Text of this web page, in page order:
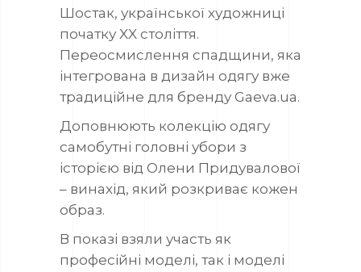
Шостак, української художниці
початку XX століття.
Переосмислення спадщини, яка
інтегрована в дизайн одягу вже
традиційне для бренду Gaeva.ua.
Доповнюють колекцію одягу
самобутні головні убори з
історією від Олени Придувалової
– винахід, який розкриває кожен
образ.
В показі взяли участь як
професійні моделі, так і моделі